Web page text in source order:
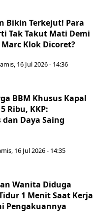
Bikin Terkejut! Para
Tak Takut Mati Demi
Klok Dicoret?
16 Jul 2026 - 14:36
BBM Khusus Kapal
Ribu, KKP:
Daya Saing
16 Jul 2026 - 14:35
Wanita Diduga
1 Menit Saat Kerja
Pengakuannya